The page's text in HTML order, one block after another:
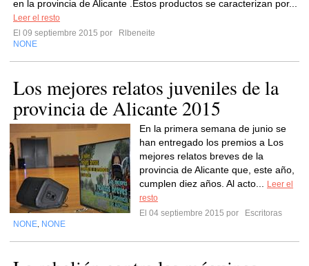
en la provincia de Alicante .Estos productos se caracterizan por...
Leer el resto
El 09 septiembre 2015 por
Rlbeneite
NONE
Los mejores relatos juveniles de la
provincia de Alicante 2015
En la primera semana de junio se
han entregado los premios a Los
mejores relatos breves de la
provincia de Alicante que, este año,
cumplen diez años. Al acto...
Leer el
resto
El 04 septiembre 2015 por
Escritoras
NONE NONE